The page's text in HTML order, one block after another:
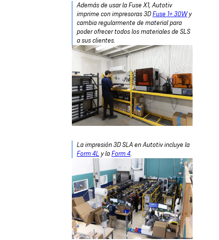
Además de usar la Fuse X1, Autotiv
imprime con impresoras 3DFuse 1+ 30Wy
cambia regularmente de material para
poder ofrecer todos los materiales de SLS
a sus clientes.
La impresión 3D SLA en Autotiv incluye la
Form 4L y laForm 4.